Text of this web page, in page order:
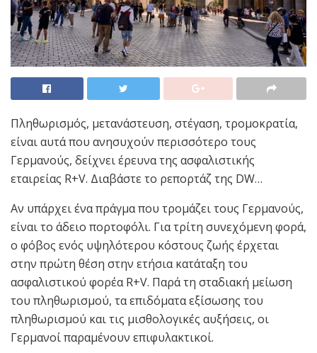
Πληθωρισμός, μετανάστευση, στέγαση, τρομοκρατία,
είναι αυτά που ανησυχούν περισσότερο τους
Γερμανούς, δείχνει έρευνα της ασφαλιστικής
εταιρείας R+V. Διαβάστε το ρεπορτάζ της DW…
Αν υπάρχει ένα πράγμα που τρομάζει τους Γερμανούς,
είναι το άδειο πορτοφόλι. Για τρίτη συνεχόμενη φορά,
ο φόβος ενός υψηλότερου κόστους ζωής έρχεται
στην πρώτη θέση στην ετήσια κατάταξη του
ασφαλιστικού φορέα R+V. Παρά τη σταδιακή μείωση
του πληθωρισμού, τα επιδόματα εξίσωσης του
πληθωρισμού και τις μισθολογικές αυξήσεις, οι
Γερμανοί παραμένουν επιφυλακτικοί.